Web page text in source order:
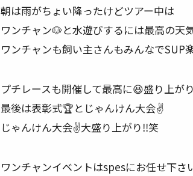
朝は雨がちょい降ったけどツアー中は
ワンチャン🐶と水遊びするには最高の天
ワンチャンも飼い主さんもみんなでSUP
プチレースも開催して最高に😆盛り上が
最後は表彰式🏆とじゃんけん大会✌️
じゃんけん大会✌️大盛り上がり‼️笑
ワンチャンイベントはspesにお任せ下さ